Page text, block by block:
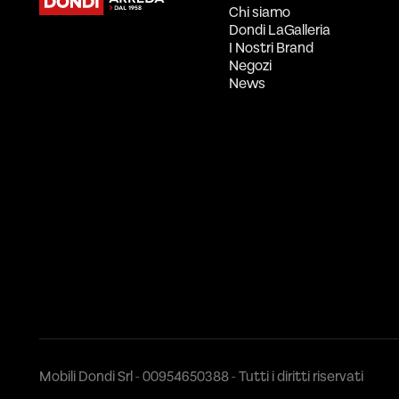
Chi siamo
Dondi LaGalleria
I Nostri Brand
Negozi
News
Mobili Dondi Srl - 00954650388 - Tutti i diritti riservati